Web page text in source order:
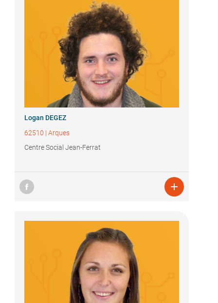
Logan DEGEZ
62510 | Arques
Centre Social Jean-Ferrat
